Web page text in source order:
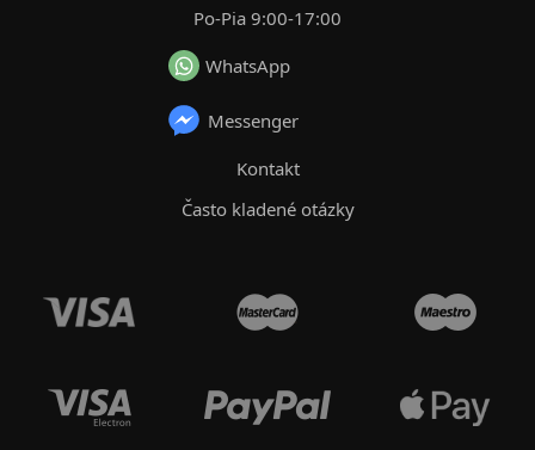
Po-Pia 9:00-17:00
WhatsApp
Messenger
Kontakt
Často kladené otázky